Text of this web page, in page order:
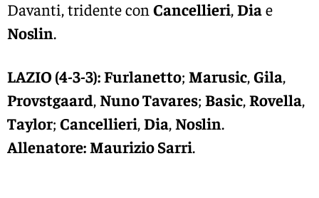
Davanti, tridente con Cancellieri,Diae
Noslin.
LAZIO (4-3-3):Furlanetto; Marusic,Gila,
Provstgaard, Nuno Tavares; Basic,Rovella,
Taylor; Cancellieri,Dia, Noslin.
Allenatore: Maurizio Sarri.